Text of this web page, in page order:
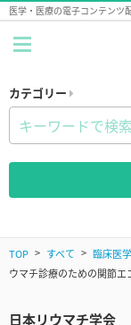
医学・医療の電子コンテンツ
カテゴリー
TOP すべて 臨床医
ウマチ診療のための関節
日本リウマチ学会